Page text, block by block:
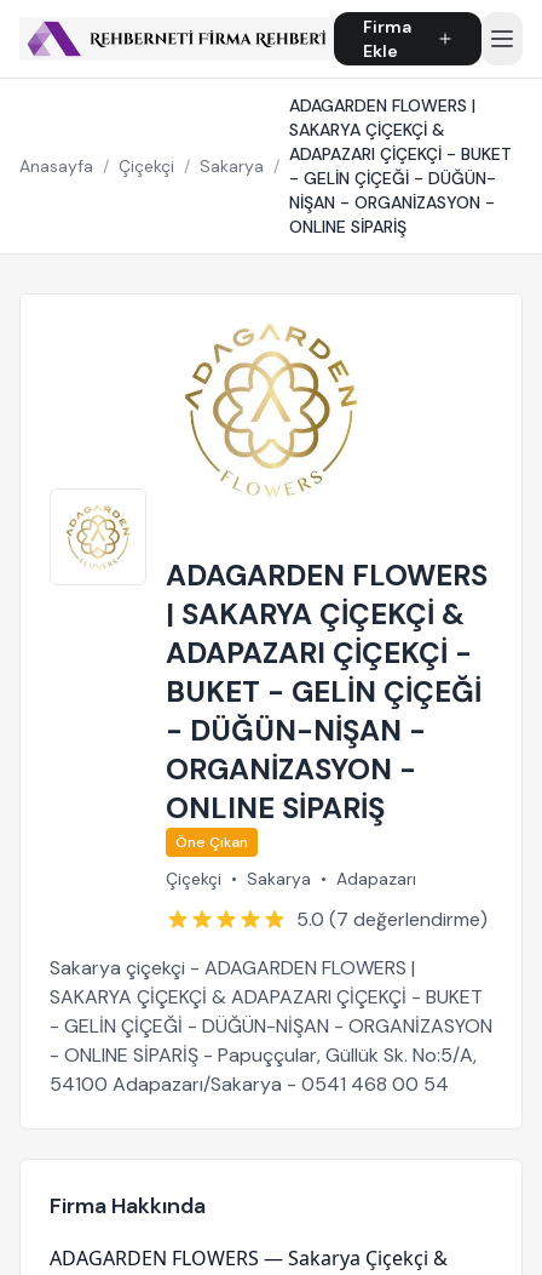
Firma
Ekle
Anasayfa / Çiçekçi / Sakarya /
ADAGARDEN FLOWERS |
SAKARYA ÇİÇEKÇİ &
ADAPAZARI ÇİÇEKÇİ - BUKET
- GELİN ÇİÇEĞİ - DÜĞÜN-
NİŞAN - ORGANİZASYON -
ONLINE SİPARİŞ
ADAGARDEN FLOWERS
| SAKARYA ÇİÇEKÇİ &
ADAPAZARI ÇİÇEKÇİ -
BUKET - GELİN ÇİÇEĞİ
- DÜĞÜN-NİŞAN -
ORGANİZASYON -
ONLINE SİPARİŞ
Öne Çıkan
Çiçekçi • Sakarya • Adapazarı
5.0 (7 değerlendirme)
Sakarya çiçekçi - ADAGARDEN FLOWERS |
SAKARYA ÇİÇEKÇİ & ADAPAZARI ÇİÇEKÇİ - BUKET
- GELİN ÇİÇEĞİ - DÜĞÜN-NİŞAN - ORGANİZASYON
- ONLINE SİPARİŞ - Papuççular, Güllük Sk. No:5/A,
54100 Adapazarı/Sakarya - 0541 468 00 54
Firma Hakkında
ADAGARDEN FLOWERS — Sakarya Çiçekçi &